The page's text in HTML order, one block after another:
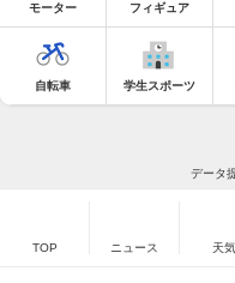
モーター フィギュア
自転車 学生スポーツ
データ
TOP ニュース 天気